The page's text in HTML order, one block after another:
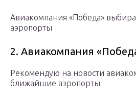
Авиакомпания «Победа»
аэропорты
2. Авиакомпания
Рекомендую на новости
ближайшие аэропорты